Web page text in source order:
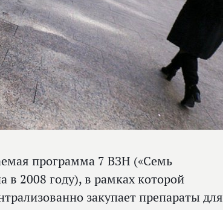
программа 7 ВЗН («Семь
в 2008 году), в рамках которой
закупает препараты для